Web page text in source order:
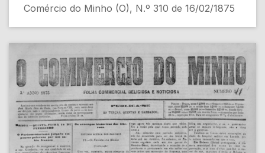
Comércio do Minho (O), N.º 310 de 16/02/1875